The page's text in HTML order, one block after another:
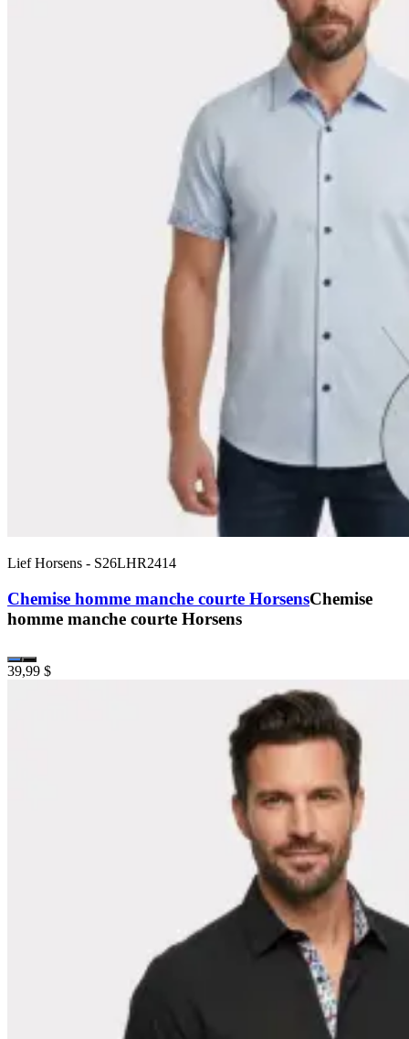
Lief Horsens - S26LHR2414
Chemise homme manche courte HorsensChemise
homme manche courte Horsens
39,99 $